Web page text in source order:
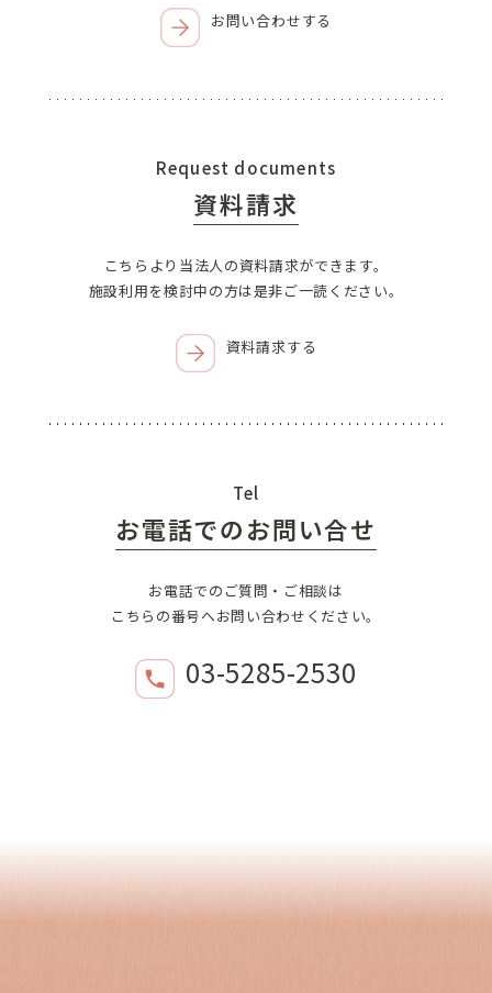
お問い合わせする
Request documents
資料請求
こちらより当法人の資料請求ができます。
施設利用を検討中の方は是非ご一読ください。
資料請求する
Tel
お電話でのお問い合せ
お電話でのご質問・ご相談は
こちらの番号へお問い合わせください。
03-5285-2530